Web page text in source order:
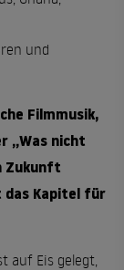
und
Filmmusik,
„Was nicht
Zukunft
Kapitel für
auf Eis gelegt,